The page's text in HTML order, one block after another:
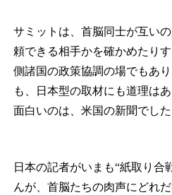
サミットは、首脳同士が互い
頼できる相手かを確かめたり
側諸国の政策協調の場でもあ
も、日本型の取材にも道理は
面白いのは、米国の新聞でした
日本の記者がいまも“紙取り合
んが、首脳たちの肉声にどれ